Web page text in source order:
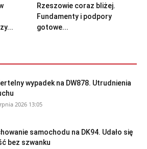
Rzeszowie coraz bliżej.
Fundamenty i podpory
gotowe...
wypadek na DW878. Utrudnienia
2026 13:05
samochodu na DK94. Udało się
bez szwanku